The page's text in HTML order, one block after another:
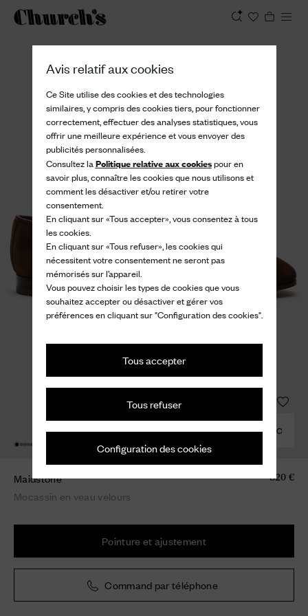
Avis relatif aux cookies
Ce Site utilise des cookies et des technologies
similaires, y compris des cookies tiers, pour fonctionner
correctement, effectuer des analyses statistiques, vous
offrir une meilleure expérience et vous envoyer des
publicités personnalisées.
Consultez la Politique relative aux cookiespour en
savoir plus, connaître les cookies que nous utilisons et
comment les désactiver et/ou retirer votre
consentement.
En cliquant sur «Tous accepter», vous consentez à tous
les cookies.
En cliquant sur «Tous refuser», les cookies qui
nécessitent votre consentement ne seront pas
mémorisés sur l’appareil.
Vous pouvez choisir les types de cookies que vous
souhaitez accepter ou désactiver et gérer vos
préférences en cliquant sur "Configuration des cookies".
Tous accepter
Tous refuser
Configuration des cookies
COMBINER AVEC
Maidstone
Mocassin en veau velours
820 €
Pointure et ajustement
Command par téléphone
Afficher